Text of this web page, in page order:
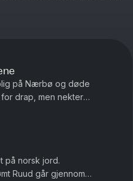
på Nærbø og døde
drap, men nekter
Ruud og Øystein...
på norsk jord.
Ruud går gjennom